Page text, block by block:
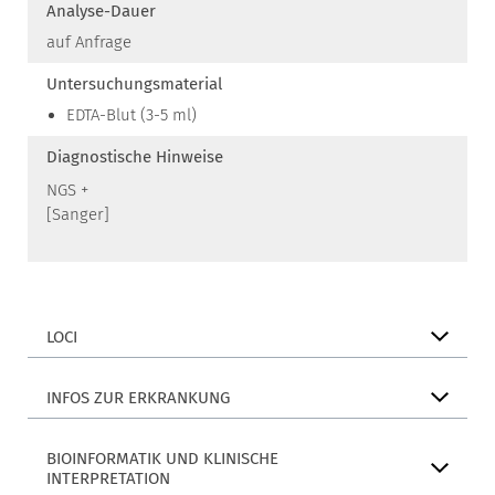
Analyse-Dauer
auf Anfrage
Untersuchungsmaterial
EDTA-Blut (3-5 ml)
Diagnostische Hinweise
NGS +
[Sanger]
LOCI
INFOS ZUR ERKRANKUNG
BIOINFORMATIK UND KLINISCHE
INTERPRETATION